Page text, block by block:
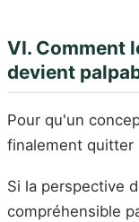
VI. Comment
devient
Pour qu'un
finalement quitter
Si la perspective
compréhensible